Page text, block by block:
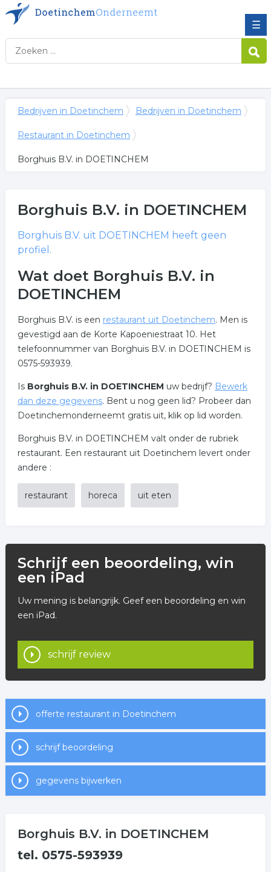
☰
Bedrijven in Doetinchem Bedrijven in Doetinchem
Restaurant in Doetinchem
Borghuis B.V. in DOETINCHEM
Borghuis B.V. in DOETINCHEM
Borghuis B.V. uit DOETINCHEM heeft geen
profiel.
Wat doet Borghuis B.V. in
DOETINCHEM
Borghuis B.V. is een restaurant uit Doetinchem. Men is
gevestigd aan de Korte Kapoeniestraat 10. Het
telefoonnummer van Borghuis B.V. in DOETINCHEM is
0575-593939.
Is Borghuis B.V. in DOETINCHEM uw bedrijf? Bewerk
dan deze gegevens. Bent u nog geen lid? Probeer dan
Doetinchemonderneemt gratis uit, klik op lid worden.
Borghuis B.V. in DOETINCHEM valt onder de rubriek
restaurant. Een restaurant uit Doetinchem levert onder
andere :
restaurant horeca uit eten
Schrijf een beoordeling, win
een iPad
Uw mening is belangrijk. Geef een beoordeling en win
een iPad.
schrijf review
offerte restaurant in Doetinchem
schrijf beoordeling
gegevens bijwerken
Borghuis B.V. in DOETINCHEM
tel. 0575-593939